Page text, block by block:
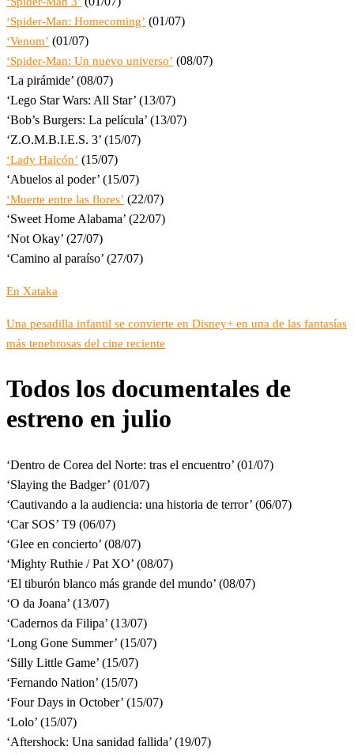
‘Spider-Man: Homecoming’ (01/07)
‘Venom’ (01/07)
‘Spider-Man: Un nuevo universo’ (08/07)
‘La pirámide’ (08/07)
‘Lego Star Wars: All Star’ (13/07)
‘Bob’s Burgers: La película’ (13/07)
‘Z.O.M.B.I.E.S. 3’ (15/07)
‘Lady Halcón’ (15/07)
‘Abuelos al poder’ (15/07)
‘Muerte entre las flores’ (22/07)
‘Sweet Home Alabama’ (22/07)
‘Not Okay’ (27/07)
‘Camino al paraíso’ (27/07)
En Xataka
Una pesadilla infantil se convierte en Disney+ en una de las fantasías
más tenebrosas del cine reciente
Todos los documentales de
estreno en julio
‘Dentro de Corea del Norte: tras el encuentro’ (01/07)
‘Slaying the Badger’ (01/07)
‘Cautivando a la audiencia: una historia de terror’ (06/07)
‘Car SOS’ T9 (06/07)
‘Glee en concierto’ (08/07)
‘Mighty Ruthie / Pat XO’ (08/07)
‘El tiburón blanco más grande del mundo’ (08/07)
‘O da Joana’ (13/07)
‘Cadernos da Filipa’ (13/07)
‘Long Gone Summer’ (15/07)
‘Silly Little Game’ (15/07)
‘Fernando Nation’ (15/07)
‘Four Days in October’ (15/07)
‘Lolo’ (15/07)
‘Aftershock: Una sanidad fallida’ (19/07)